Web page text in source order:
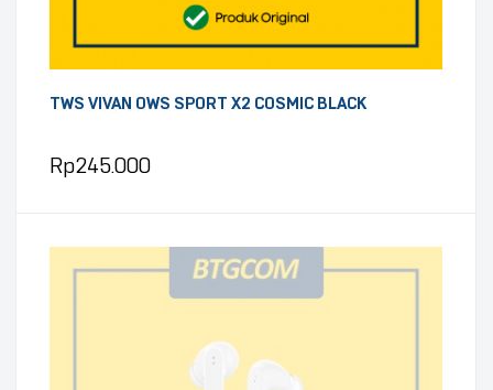
TWS VIVAN OWS SPORT X2 COSMIC BLACK
Rp245.000